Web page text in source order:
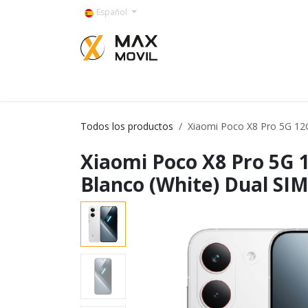
Español
Todos los productos Xiaomi Poco X8 Pro 5G
Xiaomi Poco X8 Pro 5G
Blanco (White) Dual SIM